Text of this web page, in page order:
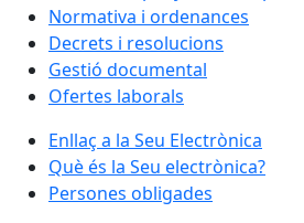
Normativa i ordenances
Decrets i resolucions
Gestió documental
Ofertes laborals
Enllaç a la Seu Electrònica
Què és la Seu electrònica?
Persones obligades